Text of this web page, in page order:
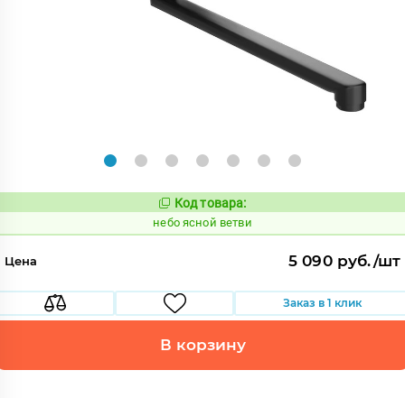
Код:
1124884
Код товара:
небо ясной ветви
Цена 5 090 руб./шт
Заказ в 1 клик
В корзину